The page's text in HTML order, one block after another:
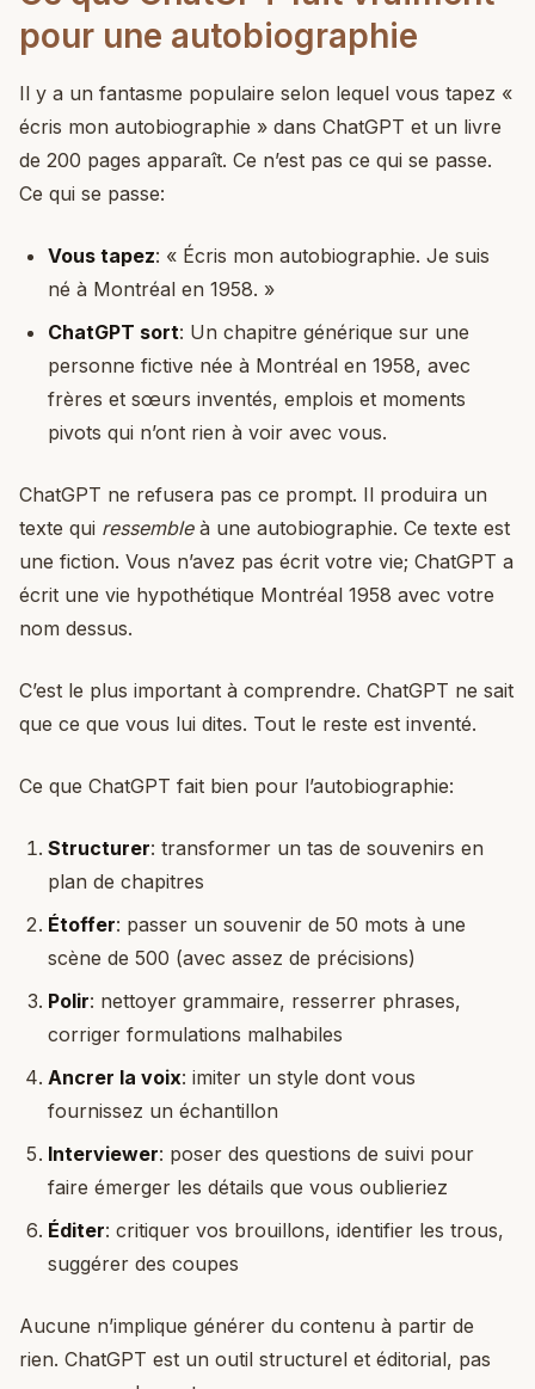
pour une autobiographie
Il y a un fantasme populaire selon lequel vous tapez «
écris mon autobiographie » dans ChatGPT et un livre
de 200 pages apparaît. Ce n’est pas ce qui se passe.
Ce qui se passe:
Vous tapez: « Écris mon autobiographie. Je suis
né à Montréal en 1958. »
ChatGPT sort: Un chapitre générique sur une
personne fictive née à Montréal en 1958, avec
frères et sœurs inventés, emplois et moments
pivots qui n’ont rien à voir avec vous.
ChatGPT ne refusera pas ce prompt. Il produira un
texte qui ressembleà une autobiographie. Ce texte est
une fiction. Vous n’avez pas écrit votre vie; ChatGPT a
écrit une vie hypothétique Montréal 1958 avec votre
nom dessus.
C’est le plus important à comprendre. ChatGPT ne sait
que ce que vous lui dites. Tout le reste est inventé.
Ce que ChatGPT fait bien pour l’autobiographie:
Structurer: transformer un tas de souvenirs en
plan de chapitres
Étoffer: passer un souvenir de 50 mots à une
scène de 500 (avec assez de précisions)
Polir: nettoyer grammaire, resserrer phrases,
corriger formulations malhabiles
Ancrer la voix: imiter un style dont vous
fournissez un échantillon
Interviewer: poser des questions de suivi pour
faire émerger les détails que vous oublieriez
Éditer: critiquer vos brouillons, identifier les trous,
suggérer des coupes
Aucune n’implique générer du contenu à partir de
rien. ChatGPT est un outil structurel et éditorial, pas